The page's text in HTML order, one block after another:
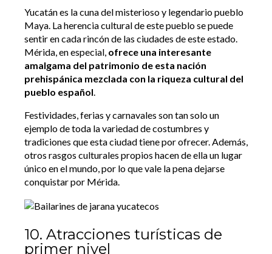
Yucatán es la cuna del misterioso y legendario pueblo
Maya. La herencia cultural de este pueblo se puede
sentir en cada rincón de las ciudades de este estado.
Mérida, en especial, ofrece una interesante
amalgama del patrimonio de esta nación
prehispánica mezclada con la riqueza cultural del
pueblo español.
Festividades, ferias y carnavales son tan solo un
ejemplo de toda la variedad de costumbres y
tradiciones que esta ciudad tiene por ofrecer. Además,
otros rasgos culturales propios hacen de ella un lugar
único en el mundo, por lo que vale la pena dejarse
conquistar por Mérida.
10. Atracciones turísticas de
primer nivel